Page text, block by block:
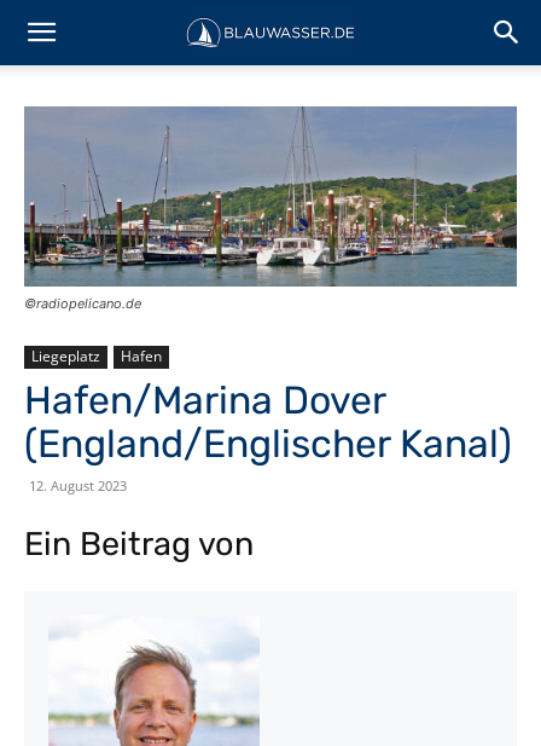
©️radiopelicano.de
Liegeplatz Hafen
Hafen/Marina Dover
(England/Englischer Kanal)
12. August 2023
Ein Beitrag von